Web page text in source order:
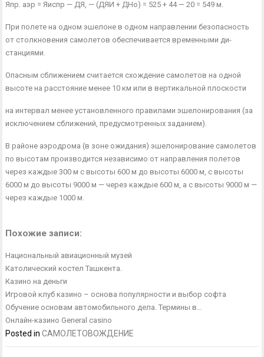
Япр. аэр = Яиспр — ДЯ, — (ДЯИ + ДНо) = 525 + 44 — 20 = 549 м.
При полете на одном эшелоне в одном направлении безопас­ность
от столкновения самолетов обеспечивается временными ди­
станциями.
Опасным сближением считается схождение самолетов на одной
высоте на расстояние менее 10 км или в вертикальной плоскости
на интервал менее установленного правилами эшелонирования (за
исключением сближений, предусмотренных заданием).
В районе аэродрома (в зоне ожидания) эшелонирование само­летов
по высотам производится независимо от направления полетов
через каждые 300 м с высоты 600 м до высоты 6000 м, с высоты
6000 м до высоты 9000 м — через каждые 600 м, а с высоты 9000 м —
через каждые 1000 м.
Похожие записи:
Национальный авиационный музей
Католический костел Ташкента.
Казино на деньги
Игровой клуб казино – основа популярности и выбор софта
Обучение основам автомобильного дела. Термины в…
Онлайн-казино General casino
Posted inСАМОЛЕТОВОЖДЕНИЕ